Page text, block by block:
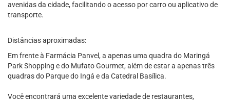
avenidas da cidade, facilitando o acesso por carro ou aplicativo de
transporte.
Distâncias aproximadas:
Em frente à Farmácia Panvel, a apenas uma quadra do Maringá
Park Shopping e do Mufato Gourmet, além de estar a apenas três
quadras do Parque do Ingá e da Catedral Basílica.
Você encontrará uma excelente variedade de restaurantes,